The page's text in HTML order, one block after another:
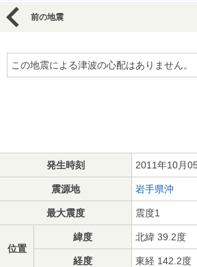
前の地震
この地震による津波の心配はありません。
発生時刻 2011年10月
震源地 岩手県沖
最大震度 震度1
位置
緯度 北緯 39.2度
経度 東経 142.2度